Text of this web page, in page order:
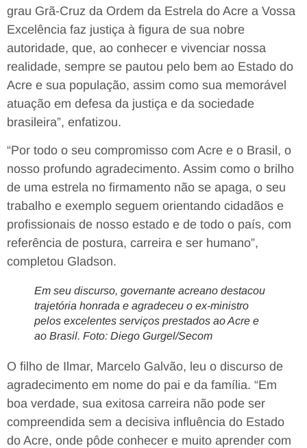
grau Grã-Cruz da Ordem da Estrela do Acre a Vossa
Excelência faz justiça à figura de sua nobre
autoridade, que, ao conhecer e vivenciar nossa
realidade, sempre se pautou pelo bem ao Estado do
Acre e sua população, assim como sua memorável
atuação em defesa da justiça e da sociedade
brasileira”, enfatizou.
“Por todo o seu compromisso com Acre e o Brasil, o
nosso profundo agradecimento. Assim como o brilho
de uma estrela no firmamento não se apaga, o seu
trabalho e exemplo seguem orientando cidadãos e
profissionais de nosso estado e de todo o país, com
referência de postura, carreira e ser humano”,
completou Gladson.
Em seu discurso, governante acreano destacou
trajetória honrada e agradeceu o ex-ministro
pelos excelentes serviços prestados ao Acre e
ao Brasil. Foto: Diego Gurgel/Secom
O filho de Ilmar, Marcelo Galvão, leu o discurso de
agradecimento em nome do pai e da família. “Em
boa verdade, sua exitosa carreira não pode ser
compreendida sem a decisiva influência do Estado
do Acre, onde pôde conhecer e muito aprender com